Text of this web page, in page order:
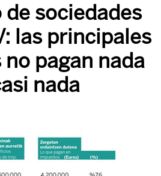
de sociedades
las principales
pagan nada
nada